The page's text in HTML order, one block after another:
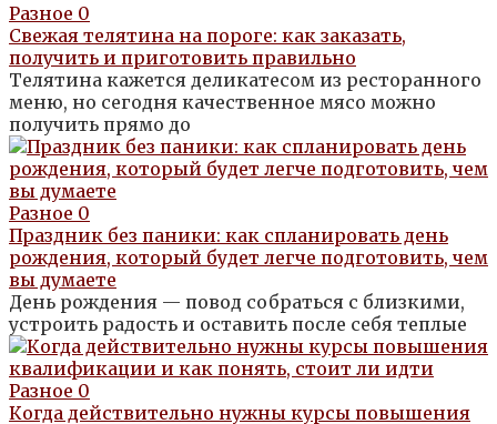
Разное 0
Свежая телятина на пороге: как заказать,
получить и приготовить правильно
Телятина кажется деликатесом из ресторанного
меню, но сегодня качественное мясо можно
получить прямо до
Разное 0
Праздник без паники: как спланировать день
рождения, который будет легче подготовить, чем
вы думаете
День рождения — повод собраться с близкими,
устроить радость и оставить после себя теплые
Разное 0
Когда действительно нужны курсы повышения